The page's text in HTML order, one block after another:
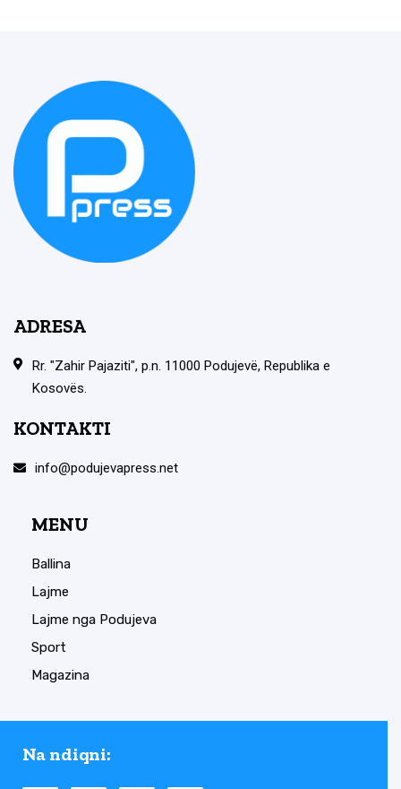
ADRESA
Rr. "Zahir Pajaziti", p.n. 11000 Podujevë, Republika e
Kosovës.
KONTAKTI
info@podujevapress.net
MENU
Ballina
Lajme
Lajme nga Podujeva
Sport
Magazina
Na ndiqni: